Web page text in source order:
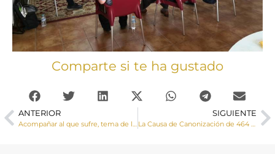
Comparte si te ha gustado
ANTERIOR SIGUIENTE